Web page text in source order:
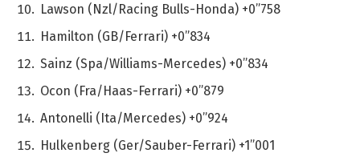
Lawson (Nzl/Racing Bulls-Honda) +0”758
Hamilton (GB/Ferrari) +0”834
Sainz (Spa/Williams-Mercedes) +0”834
Ocon (Fra/Haas-Ferrari) +0”879
Antonelli (Ita/Mercedes) +0”924
Hulkenberg (Ger/Sauber-Ferrari) +1”001